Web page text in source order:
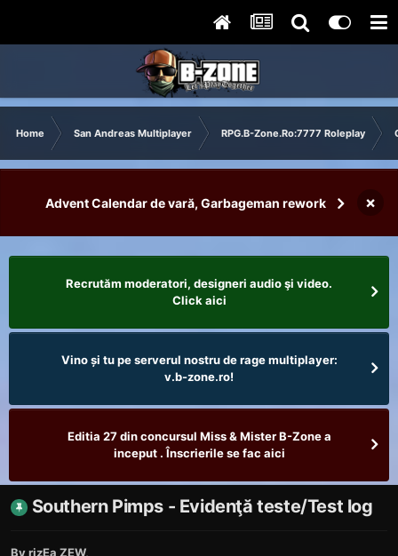
Home San Andreas Multiplayer RPG.B-Zone.Ro:7777 Roleplay
Advent Calendar de vară, Garbageman rework ×
Recrutăm moderatori, designeri audio şi video.
Click aici
Vino și tu pe serverul nostru de rage multiplayer:
v.b-zone.ro!
Editia 27 din concursul Miss & Mister B-Zone a
inceput . Înscrierile se fac aici
Southern Pimps - Evidenţă teste/Test log
ByrizEa ZEW,